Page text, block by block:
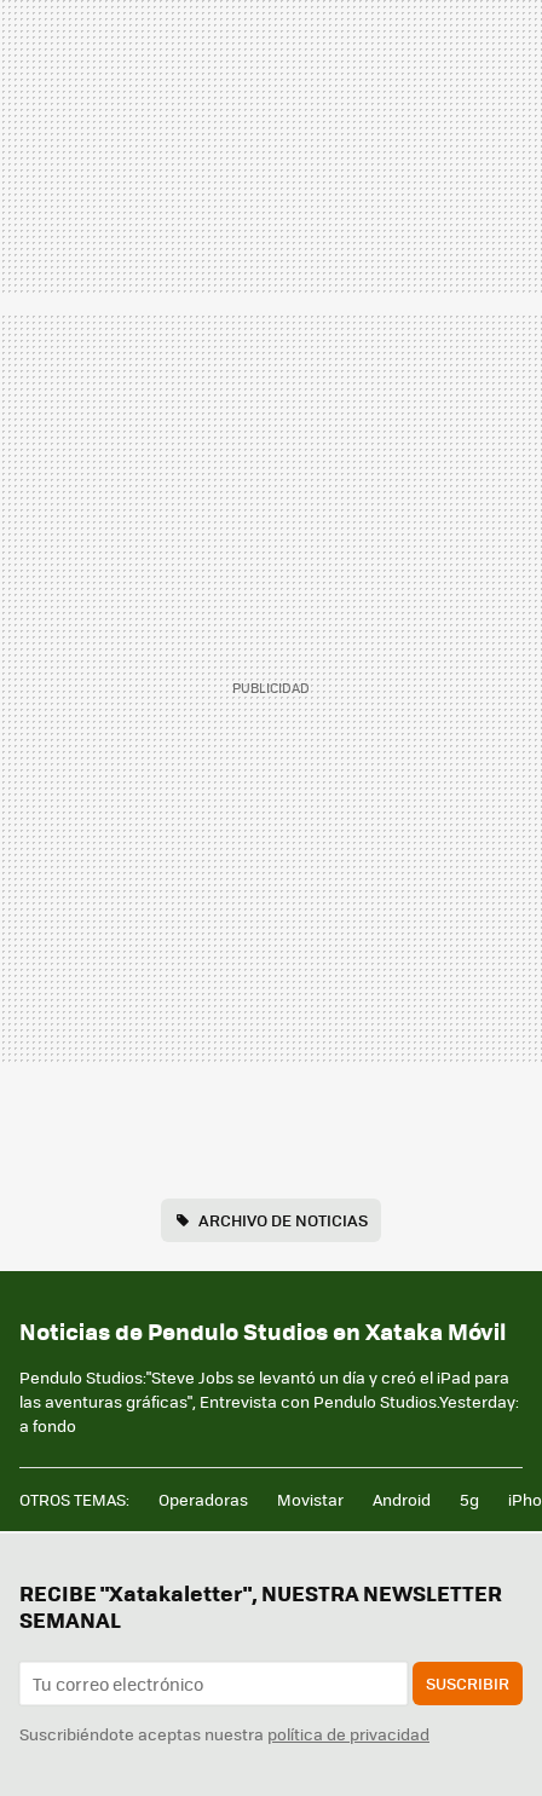
ARCHIVO DE NOTICIAS
Noticias de Pendulo Studios en Xataka Móvil
Pendulo Studios:"Steve Jobs se levantó un día y creó el iPad para
las aventuras gráficas", Entrevista con Pendulo Studios.Yesterday:
a fondo
OTROS TEMAS: Operadoras Movistar Android 5g
RECIBE "Xatakaletter", NUESTRA NEWSLETTER
SEMANAL
SUSCRIBIR
Suscribiéndote aceptas nuestra política de privacidad